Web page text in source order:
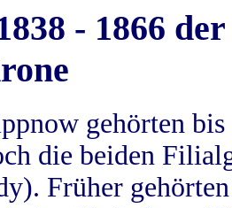
- 1866
gehörten
die beiden
Früher